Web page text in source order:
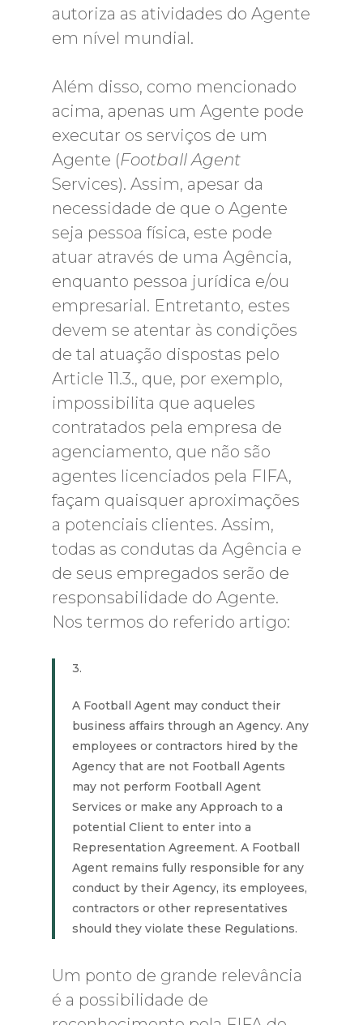
autoriza as atividades do Agente
em nível mundial.
Além disso, como mencionado
acima, apenas um Agente pode
executar os serviços de um
Agente (Football Agent
Services). Assim, apesar da
necessidade de que o Agente
seja pessoa física, este pode
atuar através de uma Agência,
enquanto pessoa jurídica e/ou
empresarial. Entretanto, estes
devem se atentar às condições
de tal atuação dispostas pelo
Article 11.3., que, por exemplo,
impossibilita que aqueles
contratados pela empresa de
agenciamento, que não são
agentes licenciados pela FIFA,
façam quaisquer aproximações
a potenciais clientes. Assim,
todas as condutas da Agência e
de seus empregados serão de
responsabilidade do Agente.
Nos termos do referido artigo:
3.
A Football Agent may conduct their
business affairs through an Agency. Any
employees or contractors hired by the
Agency that are not Football Agents
may not perform Football Agent
Services or make any Approach to a
potential Client to enter into a
Representation Agreement. A Football
Agent remains fully responsible for any
conduct by their Agency, its employees,
contractors or other representatives
should they violate these Regulations.
Um ponto de grande relevância
é a possibilidade de